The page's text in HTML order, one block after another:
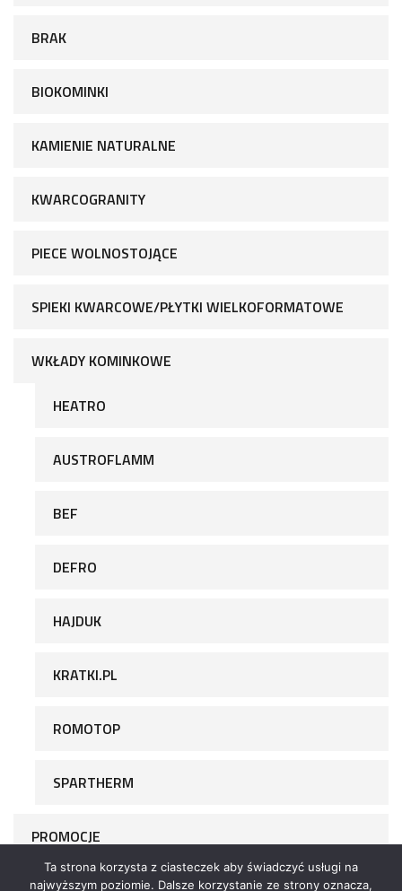
BRAK
BIOKOMINKI
KAMIENIE NATURALNE
KWARCOGRANITY
PIECE WOLNOSTOJĄCE
SPIEKI KWARCOWE/PŁYTKI WIELKOFORMATOWE
WKŁADY KOMINKOWE
HEATRO
AUSTROFLAMM
BEF
DEFRO
HAJDUK
KRATKI.PL
ROMOTOP
SPARTHERM
PROMOCJE
Ta strona korzysta z ciasteczek aby świadczyć usługi na
najwyższym poziomie. Dalsze korzystanie ze strony oznacza,